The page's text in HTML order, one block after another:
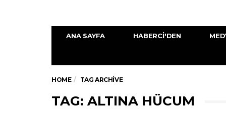
ANA SAYFA HABERCI'DEN
HOME TAG ARCHIVE
TAG: ALTINA HÜCUM